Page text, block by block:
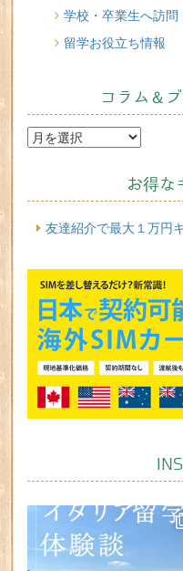
学校・卒業生へ訪問
留学お役立ち情報
コラム＆
お得な
友達紹介で最大１万円